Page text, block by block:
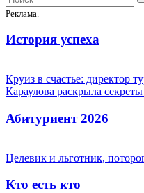
Реклама.
История успеха
Круиз в счастье: директор
Караулова раскрыла секреты
Абитуриент 2026
Целевик и льготник,
Кто есть кто